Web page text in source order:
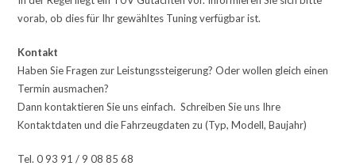
vorab, ob dies für Ihr gewähltes Tuning verfügbar ist.
Kontakt
Haben Sie Fragen zur Leistungssteigerung? Oder wollen gleich einen
Termin ausmachen?
Dann kontaktieren Sie uns einfach. Schreiben Sie uns Ihre
Kontaktdaten und die Fahrzeugdaten zu (Typ, Modell, Baujahr)
Tel. 0 93 91 / 9 08 85 68